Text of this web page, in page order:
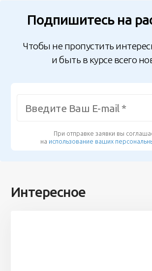
Подпишитесь на
Чтобы не пропустить
и быть в курсе всего
При отправке заявки вы
на использование ваших
Интересное